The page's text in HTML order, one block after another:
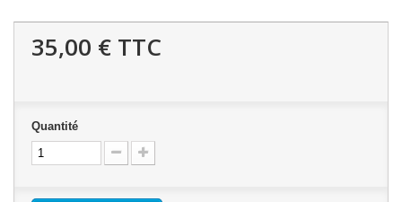
35,00 € TTC
Quantité